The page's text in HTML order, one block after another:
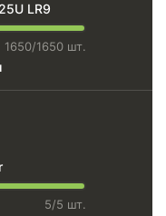
LR9
1650/1650 шт.
5/5 шт.